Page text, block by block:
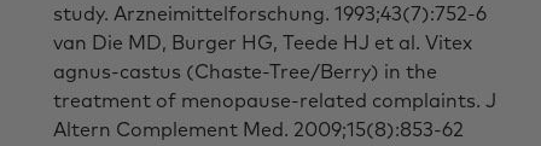
study. Arzneimittelforschung. 1993;43(7):752-6
van Die MD, Burger HG, Teede HJ et al. Vitex
agnus-castus (Chaste-Tree/Berry) in the
treatment of menopause-related complaints. J
Altern Complement Med. 2009;15(8):853-62